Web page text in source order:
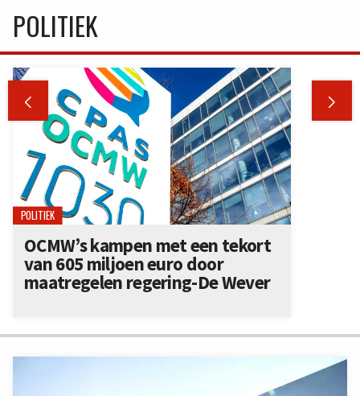
POLITIEK
 
POLITIEK
OCMW’s kampen met een tekort
van 605 miljoen euro door
maatregelen regering-De Wever